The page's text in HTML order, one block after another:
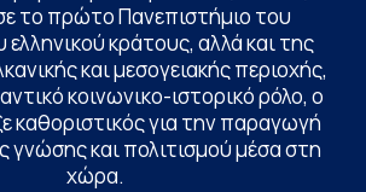
το πρώτο Πανεπιστήμιο του
κράτους, αλλά και της
και μεσογειακής περιοχής,
κοινωνικο-ιστορικό ρόλο, ο
καθοριστικός για την παραγωγή
γνώσης και πολιτισμού μέσα στη
χώρα.